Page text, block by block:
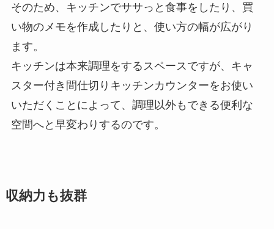
そのため、キッチンでササっと食事をしたり、買
い物のメモを作成したりと、使い方の幅が広がり
ます。
キッチンは本来調理をするスペースですが、キャ
スター付き間仕切りキッチンカウンターをお使い
いただくことによって、調理以外もできる便利な
空間へと早変わりするのです。
収納力も抜群